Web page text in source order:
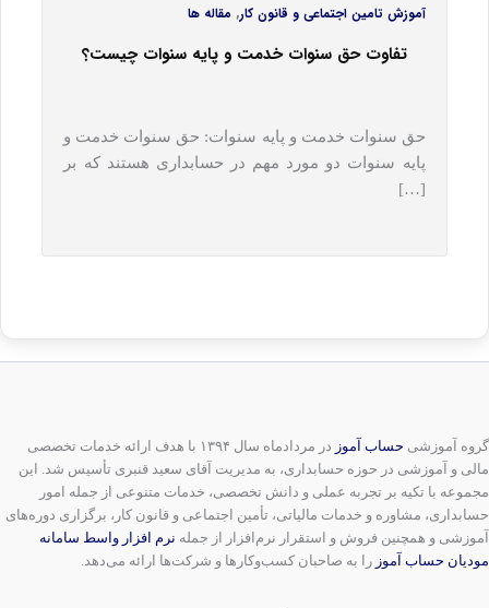
آموزش تامین اجتماعی و قانون کار, مقاله ها
تفاوت حق سنوات خدمت و پایه سنوات چیست؟
حق سنوات خدمت و پایه سنوات: حق سنوات خدمت و
پایه سنوات دو مورد مهم در حسابداری هستند که بر
[…]
گروه آموزشی حساب آموز
در مردادماه سال ۱۳۹۴ با هدف ارائه خدمات تخصصی
مالی و آموزشی در حوزه حسابداری، به مدیریت آقای سعید قنبری تأسیس شد. این
مجموعه با تکیه بر تجربه عملی و دانش تخصصی، خدمات متنوعی از جمله امور
حسابداری، مشاوره و خدمات مالیاتی، تأمین اجتماعی و قانون کار، برگزاری دوره‌های
آموزشی و همچنین فروش و استقرار نرم‌افزار از جمله نرم افزار واسط سامانه
مودیان حساب آموز را به صاحبان کسب‌وکارها و شرکت‌ها ارائه می‌دهد.